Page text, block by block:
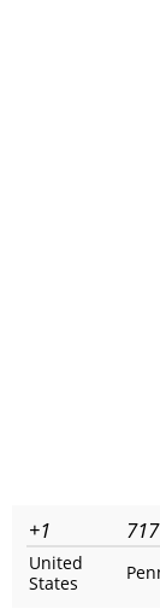
+1 717
United
States